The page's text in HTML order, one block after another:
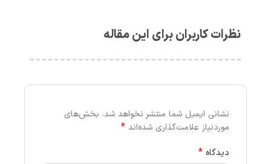
نظرات کاربران برای این مقاله
نشانی ایمیل شما منتشر نخواهد شد. بخش‌های
موردنیاز علامت‌گذاری شده‌اند *
دیدگاه *